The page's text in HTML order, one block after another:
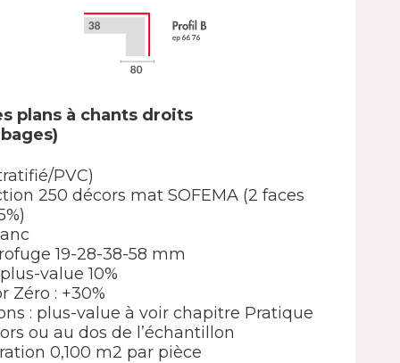
plans à chants droits
PVC)
250 décors mat SOFEMA (2 faces
19-28-38-58 mm
value 10%
Zéro : +30%
: plus-value à voir chapitre Pratique
ou au dos de l’échantillon
0,100 m2 par pièce